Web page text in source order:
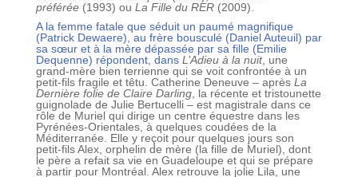
préférée(1993) ou La Fille du RER(2009).
A la femme fatale que séduit un paumé magnifique
(Patrick Dewaere), au frère bousculé (Daniel Auteuil) par
sa sœur et à la mère dépassée par sa fille (Emilie
Dequenne) répondent, dans L’Adieu à la nuit, une
grand-mère bien terrienne qui se voit confrontée à un
petit-fils fragile et têtu. Catherine Deneuve – après La
Dernière folie de Claire Darling, la récente et tristounette
guignolade de Julie Bertucelli – est magistrale dans ce
rôle de Muriel qui dirige un centre équestre dans les
Pyrénées-Orientales, à quelques coudées de la
Méditerranée. Elle y reçoit pour quelques jours son
petit-fils Alex, orphelin de mère (la fille de Muriel), dont
le père a refait sa vie en Guadeloupe et qui se prépare
à partir pour Montréal. Alex retrouve la jolie Lila, une